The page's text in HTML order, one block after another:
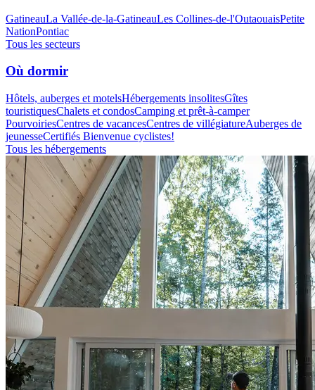
GatineauLa Vallée-de-la-GatineauLes Collines-de-l'OutaouaisPetite
NationPontiac
Tous les secteurs
Où dormir
Hôtels, auberges et motelsHébergements insolitesGîtes
touristiquesChalets et condosCamping et prêt-à-camper
PourvoiriesCentres de vacancesCentres de villégiatureAuberges de
jeunesseCertifiés Bienvenue cyclistes!
Tous les hébergements